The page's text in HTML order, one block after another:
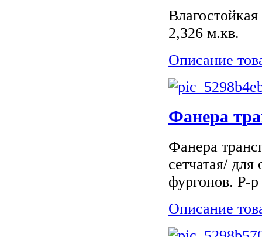
2,326 м.кв.
Описание
Фанера
Фанера
сетчатая/
фургонов. Р-
Описание